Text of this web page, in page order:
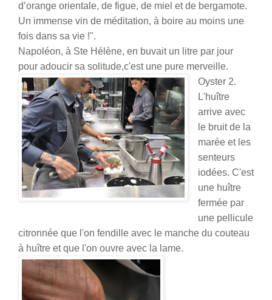
d’orange orientale, de figue, de miel et de bergamote.
Un immense vin de méditation, à boire au moins une
fois dans sa vie !".
Napoléon, à Ste Hélène, en buvait un litre par jour
pour adoucir sa solitude,c'est une pure merveille.
Oyster 2.
L'huître
arrive avec
le bruit de la
marée et les
senteurs
iodées. C'est
une huître
fermée par
une pellicule
citronnée que l'on fendille avec le manche du couteau
à huître et que l'on ouvre avec la lame.